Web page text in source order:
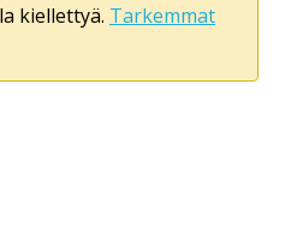
kiellettyä. Tarkemmat